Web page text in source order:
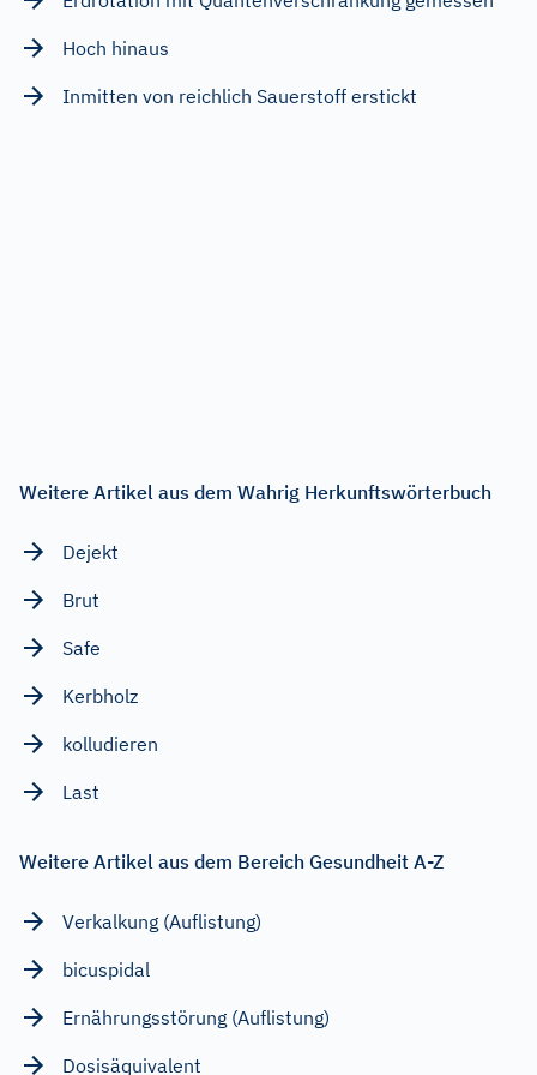
Hoch hinaus
Inmitten von reichlich Sauerstoff erstickt
Weitere Artikel aus dem Wahrig Herkunftswörterbuch
Dejekt
Brut
Safe
Kerbholz
kolludieren
Last
Weitere Artikel aus dem Bereich Gesundheit A-Z
Verkalkung (Auflistung)
bicuspidal
Ernährungsstörung (Auflistung)
Dosisäquivalent